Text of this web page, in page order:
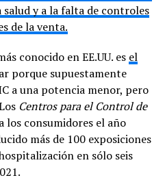
salud y a la falta de controles
de la venta.
conocido en EE.UU. es el
porque supuestamente
a una potencia menor, pero
Centros para el Control de
consumidores el año
más de 100 exposiciones
en sólo seis